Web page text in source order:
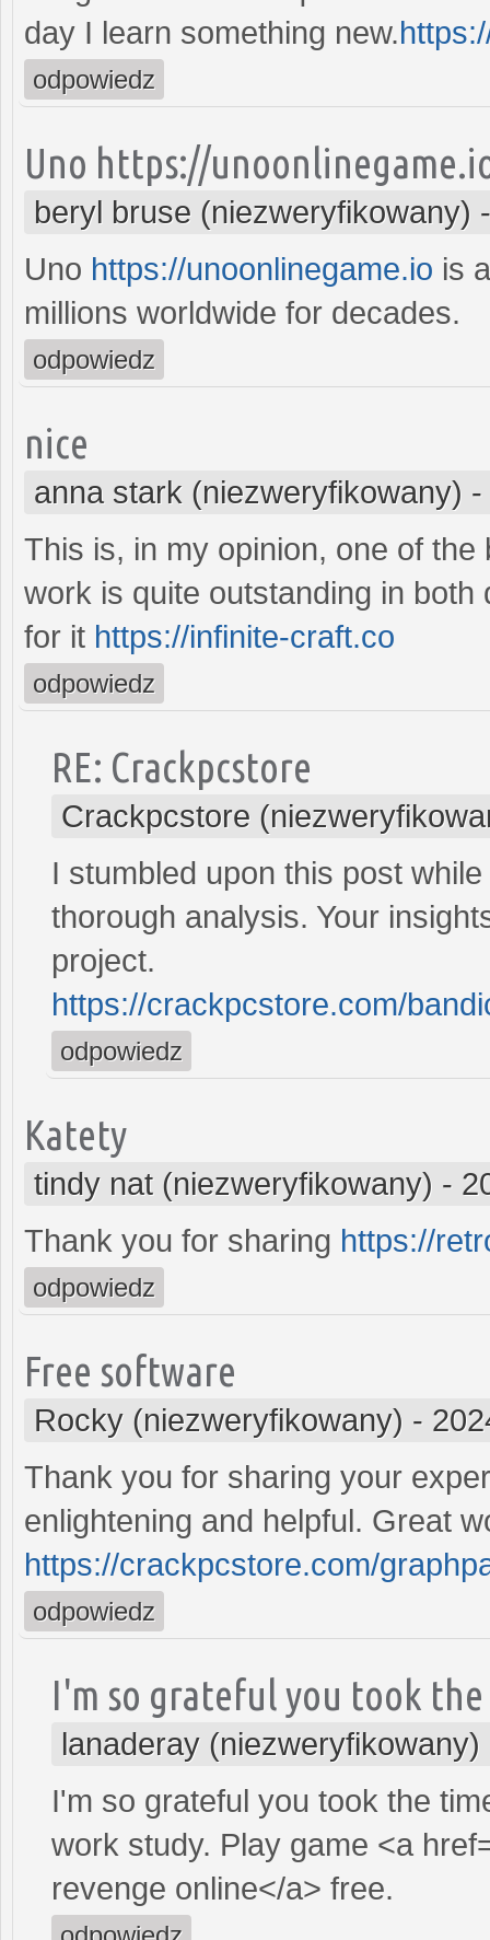
day I learn something new.
odpowiedz
Uno https://
beryl bruse (niezweryfikowany)
Uno https://unoonlinegame.io is
millions worldwide for decades.
odpowiedz
nice
anna stark (niezweryfikowany) -
This is, in my opinion, one of
work is quite outstanding in
for it https://infinite-craft.co
odpowiedz
RE: Crackpcstore
Crackpcstore
I stumbled upon this post
thorough analysis. Your
project.
https://crackpcstore.com/
odpowiedz
Katety
tindy nat (niezweryfikowany) -
Thank you for sharing https://
odpowiedz
Free software
Rocky (niezweryfikowany) -
Thank you for sharing your
enlightening and helpful. Great
https://crackpcstore.com/
odpowiedz
I'm so grateful you took the
lanaderay (niezweryfikowany)
I'm so grateful you took the
work study. Play game <a
revenge online</a> free.